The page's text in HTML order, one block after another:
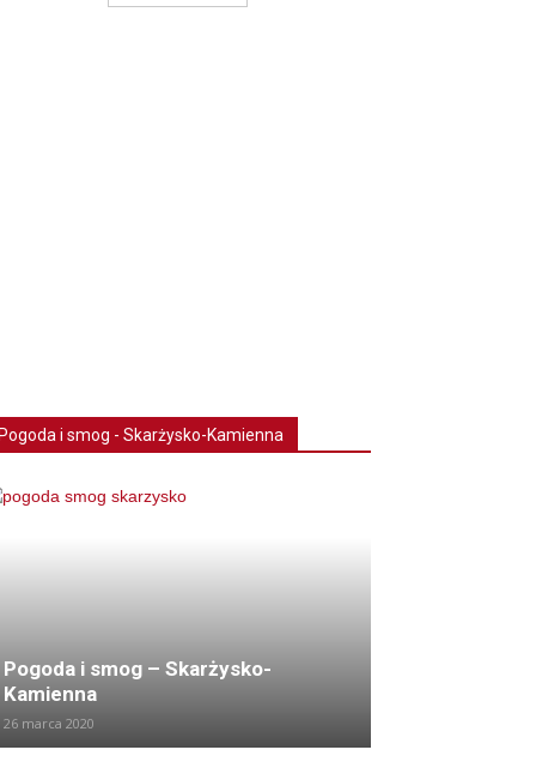
i smog - Skarżysko-Kamienna
Pogoda i smog – Skarżysko-
Kamienna
26 marca 2020